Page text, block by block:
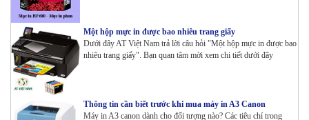
Một hộp mực in được bao nhiêu trang giấy
Dưới đây AT Việt Nam trả lời câu hỏi "Một hộp mực in được bao
nhiêu trang giấy". Bạn quan tâm mời xem chi tiết dưới đây
Thông tin cần biết trước khi mua máy in A3 Canon
Máy in A3 canon dành cho đối tượng nào? Các tiêu chí trong